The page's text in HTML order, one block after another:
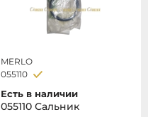
MERLO
055110
Есть в наличии
055110 Сальник